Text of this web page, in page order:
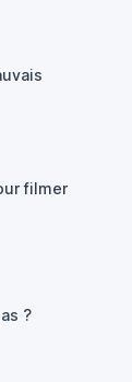
filmer
?